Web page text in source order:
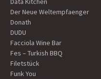
Der Neue Weltempfaenger
Donath
DUDU
Facciola Wine Bar
Fes – Turkish BBQ
Filetstück
Funk You